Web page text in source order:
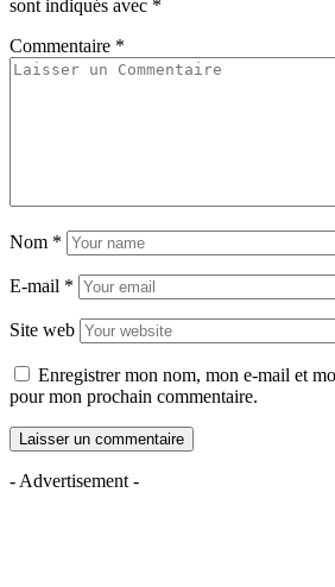
sont indiqués avec *
Commentaire *
Nom *
E-mail *
Site web
Enregistrer mon nom, mon e-mail et
pour mon prochain commentaire.
- Advertisement -